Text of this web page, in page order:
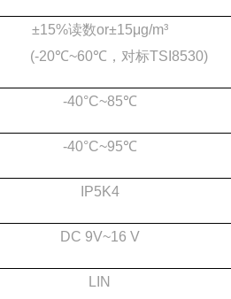
±15%读数or±15μg/m³
20℃~60℃，对标TSI8530)
-40°C~85℃
-40°C~95℃
IP5K4
DC 9V~16 V
LIN